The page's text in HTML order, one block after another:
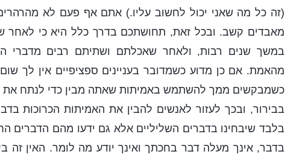
(זה כל מה שאני יכול לחשוב עליו.) אתם אף פעם לא
מאבדים קשב. ובכל זאת, תחושתכם בדרך כלל היא כי
במשך שנים רבות, ולאחר שאכלתם ושתיתם רבים מדברי
מהאמת. אם כן מדוע כשמדובר בעניינים ספציפיים אין לך
כשמבקשים ממך להשתמש באמיתות שאתה מבין כדי לנתח את
בבירור, ובכך לעזור לאנשים להבין את האמיתות הכרוכות
בלבד שיבחינו בדברים השליליים אלא גם ידעו מהם הדברים
בדבר, אינך מעלה דבר בחכתך ואינך יודע מה לומר. האין זה